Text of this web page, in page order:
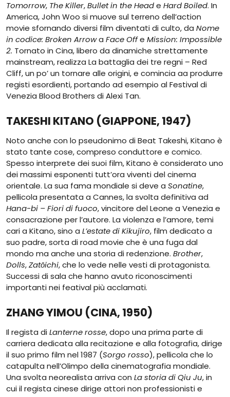
Tomorrow, The Killer,Bullet in the Heade Hard Boiled. In
America, John Woo si muove sul terreno dell’action
movie sfornando diversi film diventati di culto, da Nome
in codice: Broken Arrowa Face Offe Mission: Impossible
2. Tornato in Cina, libero da dinamiche strettamente
mainstream, realizza La battaglia dei tre regni – Red
Cliff, un po’ un tornare alle origini, e comincia aa produrre
registi esordienti, portando ad esempio al Festival di
Venezia Blood Brothers di Alexi Tan.
TAKESHI KITANO (GIAPPONE, 1947)
Noto anche con lo pseudonimo di Beat Takeshi, Kitano è
stato tante cose, compreso conduttore e comico.
Spesso interprete dei suoi film, Kitano è considerato uno
dei massimi esponenti tutt’ora viventi del cinema
orientale. La sua fama mondiale si deve a Sonatine,
pellicola presentata a Cannes, la svolta definitiva ad
Hana-bi – Fiori di fuoco, vincitore del Leone a Venezia e
consacrazione per l’autore. La violenza e l’amore, temi
cari a Kitano, sino a L’estate di Kikujiro, film dedicato a
suo padre, sorta di road movie che è una fuga dal
mondo ma anche una storia di redenzione. Brother,
Dolls,Zatōichi, che lo vede nelle vesti di protagonista.
Successi di sala che hanno avuto riconoscimenti
importanti nei featival più acclamati.
ZHANG YIMOU (CINA, 1950)
Il regista diLanterne rosse, dopo una prima parte di
carriera dedicata alla recitazione e alla fotografia, dirige
il suo primo film nel 1987 (Sorgo rosso), pellicola che lo
catapulta nell’Olimpo della cinematografia mondiale.
Una svolta neorealista arriva con La storia di Qiu Ju, in
cui il regista cinese dirige attori non professionisti e